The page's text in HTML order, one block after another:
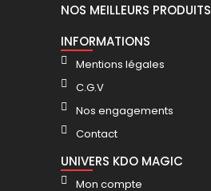
NOS MEILLEURS PRODUITS
INFORMATIONS
Mentions légales
C.G.V
Nos engagements
Contact
UNIVERS KDO MAGIC
Mon compte